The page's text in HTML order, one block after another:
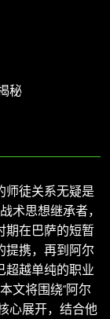
秘
师徒关系无疑是
术思想继承者，
期在巴萨的短暂
提携，再到阿尔
超越单纯的职业
文将围绕“阿尔
心展开，结合他